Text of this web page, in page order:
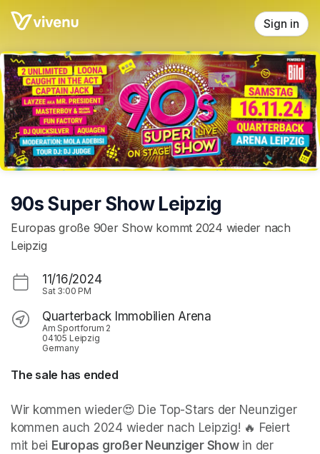
Skip header
Sign in
90s Super Show Leipzig
Europas große 90er Show kommt 2024 wieder nach
Leipzig
11/16/2024
Sat 3:00 PM
Quarterback Immobilien Arena
Am Sportforum 2
04105 Leipzig
Germany
The sale has ended
(opens in a new tab)
Wir kommen wieder😍 Die Top-Stars der Neunziger
kommen auch 2024 wieder nach Leipzig! 🔥 Feiert
mit bei Europas großer Neunziger Show in der